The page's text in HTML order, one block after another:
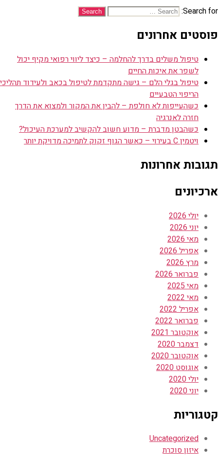
Search for:
פוסטים אחרונים
טיפול משלים בדרך להחלמה – כיצד ליווי רפואי מקיף יכול
לשפר את איכות החיים
טיפול בגלי הלם – גישה מתקדמת לטיפול בכאב ולעידוד תהליכי
הריפוי הטבעיים
כשהעייפות לא חולפת – להבין את המקור ולמצוא את הדרך
חזרה לאנרגיה
כשהבטן מדברת – מדוע חשוב להקשיב למערכת העיכול?
ויטמין C בעירוי – כאשר הגוף זקוק לתמיכה מדויקת יותר
תגובות אחרונות
ארכיונים
יולי 2026
יוני 2026
מאי 2026
אפריל 2026
מרץ 2026
פברואר 2026
מאי 2025
מאי 2022
אפריל 2022
פברואר 2022
אוקטובר 2021
דצמבר 2020
אוקטובר 2020
אוגוסט 2020
יולי 2020
יוני 2020
קטגוריות
Uncategorized
איזון סוכרת